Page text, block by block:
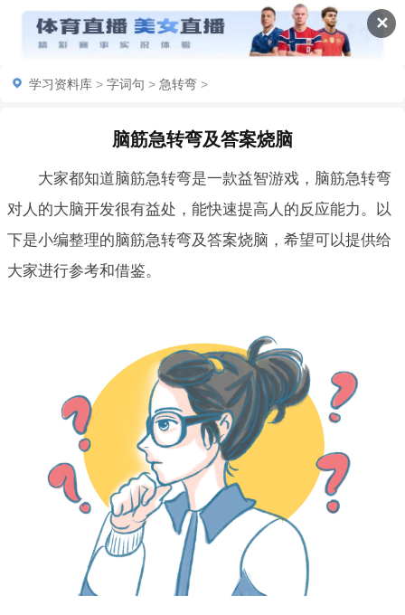
✕
学习资料库 > 字词句 > 急转弯 >
脑筋急转弯及答案烧脑
大家都知道脑筋急转弯是一款益智游戏，脑筋急转弯
对人的大脑开发很有益处，能快速提高人的反应能力。以
下是小编整理的脑筋急转弯及答案烧脑，希望可以提供给
大家进行参考和借鉴。